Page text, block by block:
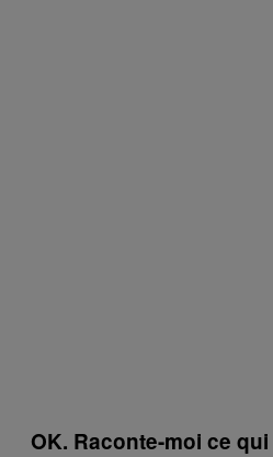
OK. Raconte-moi ce qui